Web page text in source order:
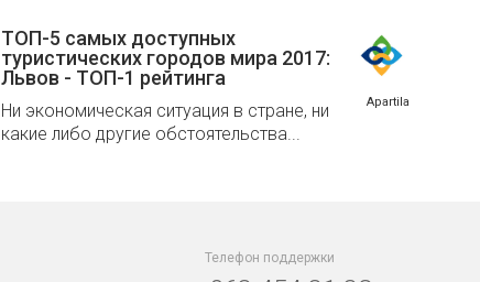
ТОП-5 самых доступных
туристических городов мира 2017:
Львов - ТОП-1 рейтинга
Ни экономическая ситуация в стране, ни
какие либо другие обстоятельства...
Apartila
Телефон поддержки